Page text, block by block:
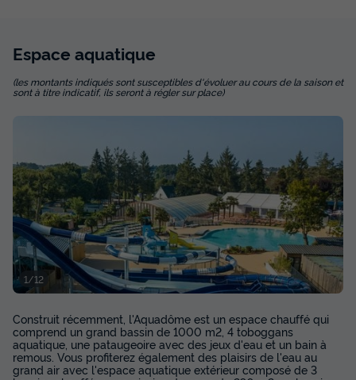
Comfort | 2 Ch. | 4/6 Pers. | Terrasse
surélevée | 1 SDB | TV
Annulation gratuite
Surface
Adultes Enfants Chambres Salle de bain
Terrasse couverte Animaux autorisés *
Cafetière
Congélateur
Réfrigérateur
+ 3
MOBILHOME 6 personnes - Mobil-home | Comfort | 2 Ch. |
4/6 Pers. | Terrasse surélevée | 1 SDB | TV
du23/09/2026au30/09/2026
Modifier les dates
416 €
315 €
Prix de comparaison
-24%
d'économie
Espace aquatique
(les montants indiqués sont susceptibles d'évoluer au cours de la saison et
sont à titre indicatif, ils seront à régler sur place)
1/12
Construit récemment, l'Aquadôme est un espace chauffé qui
comprend un grand bassin de 1000 m2, 4 toboggans
aquatique, une pataugeoire avec des jeux d'eau et un bain à
remous. Vous profiterez également des plaisirs de l'eau au
grand air avec l'espace aquatique extérieur composé de 3